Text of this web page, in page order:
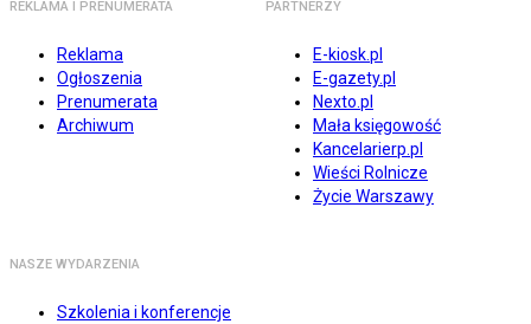
REKLAMA I PRENUMERATA
Reklama
Ogłoszenia
Prenumerata
Archiwum
PARTNERZY
E-kiosk.pl
E-gazety.pl
Nexto.pl
Mała księgowość
Kancelarierp.pl
Wieści Rolnicze
Życie Warszawy
NASZE WYDARZENIA
Szkolenia i konferencje